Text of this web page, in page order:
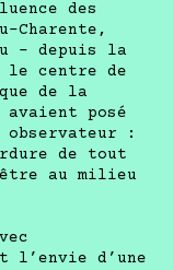
des
Charente,
– depuis la
le centre de
de la
posé
:
de tout
au milieu
l’envie d’une